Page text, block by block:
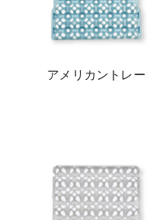
アメリカントレー